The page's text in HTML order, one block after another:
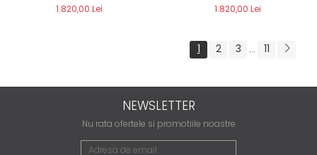
1.820,00 Lei 1.820,00 Lei
1 2 3 ... 11
NEWSLETTER
Nu rata ofertele si promotiile noastre